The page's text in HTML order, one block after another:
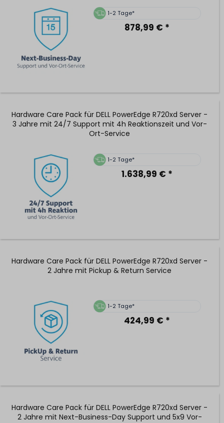
1-2 Tage*
878,99 € *
Hardware Care Pack für DELL PowerEdge R720xd Server -
3 Jahre mit 24/7 Support mit 4h Reaktionszeit und Vor-
Ort-Service
1-2 Tage*
1.638,99 € *
Hardware Care Pack für DELL PowerEdge R720xd Server -
2 Jahre mit Pickup & Return Service
1-2 Tage*
424,99 € *
Hardware Care Pack für DELL PowerEdge R720xd Server -
2 Jahre mit Next-Business-Day Support und 5x9 Vor-